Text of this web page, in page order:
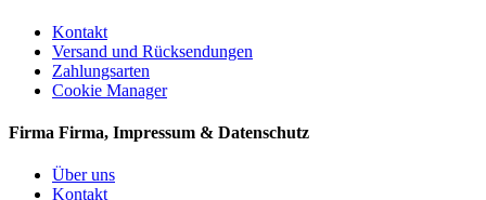
Kontakt
Versand und Rücksendungen
Zahlungsarten
Cookie Manager
Firma Firma, Impressum & Datenschutz
Über uns
Kontakt